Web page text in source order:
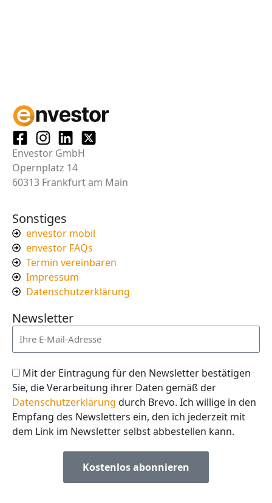
Envestor GmbH
Opernplatz 14
60313 Frankfurt am Main
Sonstiges
envestor mobil
envestor FAQs
Termin vereinbaren
Impressum
Datenschutzerklärung
Newsletter
Mit der Eintragung für den Newsletter bestätigen
Sie, die Verarbeitung ihrer Daten gemäß der
Datenschutzerklärung durch Brevo. Ich willige in den
Empfang des Newsletters ein, den ich jederzeit mit
dem Link im Newsletter selbst abbestellen kann.
Kostenlos abonnieren